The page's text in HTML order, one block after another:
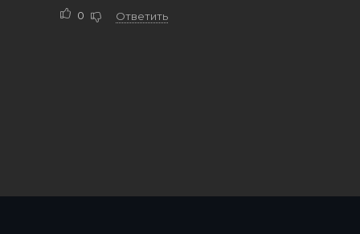
0 Ответить